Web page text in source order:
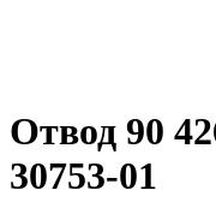
Отвод 90
30753-01